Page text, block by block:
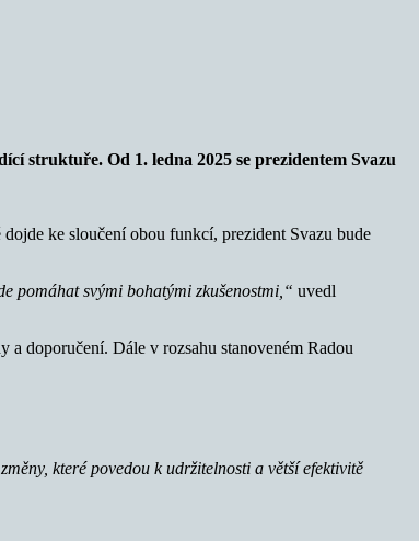
struktuře. Od 1. ledna 2025 se prezidentem Svazu
ke sloučení obou funkcí, prezident Svazu bude
pomáhat svými bohatými zkušenostmi,“ uvedl
a doporučení. Dále v rozsahu stanoveném Radou
které povedou k udržitelnosti a větší efektivitě